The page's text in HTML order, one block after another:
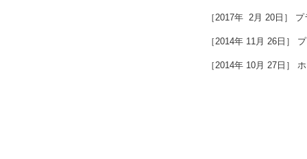
［2017年 2月 20日］
［2014年 11月 26日］
［2014年 10月 27日］